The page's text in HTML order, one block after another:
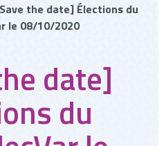
the date] Élections du
le 08/10/2020
date]
du